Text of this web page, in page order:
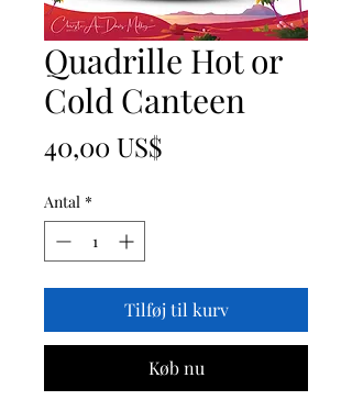
Quadrille Hot or
Cold Canteen
40,00 US$
Antal *
Tilføj til kurv
Køb nu